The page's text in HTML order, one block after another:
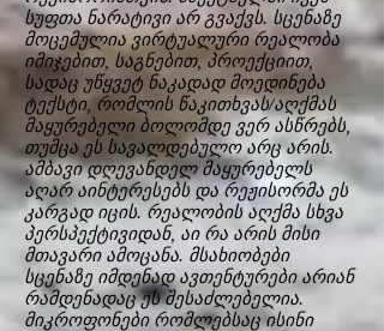
სუფთა ნარატივი არ გვაქვს. სცენაზე
მოცემულია ვირტუალური რეალობა
იმიჯებით, საგნებით, პროექციით,
სადაც უწყვეტ ნაკადად მოედინება
ტექსტი, რომლის წაკითხვას/აღქმას
მაყურებელი ბოლომდე ვერ ასწრებს,
თუმცა ეს სავალდებულო არც არის.
ამბავი დღევანდელ მაყურებელს
აღარ აინტერესებს და რეჟისორმა ეს
კარგად იცის. რეალობის აღქმა სხვა
პერსპექტივიდან, აი რა არის მისი
მთავარი ამოცანა. მსახიობები
სცენაზე იმდენად ავთენტურები არიან
რამდენადაც ეს შესაძლებელია.
მიკროფონები რომლებსაც ისინი